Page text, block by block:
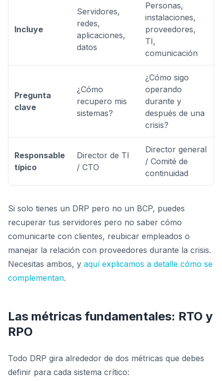
Incluye
Servidores,
redes,
aplicaciones,
datos
Personas,
instalaciones,
proveedores,
TI,
comunicación
Pregunta
clave
¿Cómo
recupero mis
sistemas?
¿Cómo sigo
operando
durante y
después de una
crisis?
Responsable
típico
Director de TI
/ CTO
Director general
/ Comité de
continuidad
Si solo tienes un DRP pero no un BCP, puedes
recuperar tus servidores pero no saber cómo
comunicarte con clientes, reubicar empleados o
manejar la relación con proveedores durante la crisis.
Necesitas ambos, y aquí explicamos a detalle cómo se
complementan.
Las métricas fundamentales: RTO y
RPO
Todo DRP gira alrededor de dos métricas que debes
definir para cada sistema crítico: